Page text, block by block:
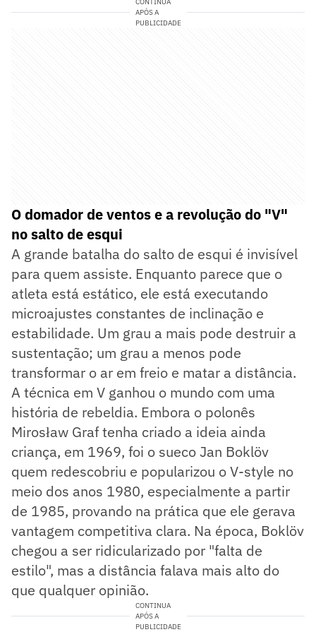
APÓS A
PUBLICIDADE
O domador de ventos e a revolução do "V"
no salto de esqui
A grande batalha do salto de esqui é invisível
para quem assiste. Enquanto parece que o
atleta está estático, ele está executando
microajustes constantes de inclinação e
estabilidade. Um grau a mais pode destruir a
sustentação; um grau a menos pode
transformar o ar em freio e matar a distância.
A técnica em V ganhou o mundo com uma
história de rebeldia. Embora o polonês
Mirosław Graf tenha criado a ideia ainda
criança, em 1969, foi o sueco Jan Boklöv
quem redescobriu e popularizou o V-style no
meio dos anos 1980, especialmente a partir
de 1985, provando na prática que ele gerava
vantagem competitiva clara. Na época, Boklöv
chegou a ser ridicularizado por "falta de
estilo", mas a distância falava mais alto do
que qualquer opinião.
CONTINUA
APÓS A
PUBLICIDADE